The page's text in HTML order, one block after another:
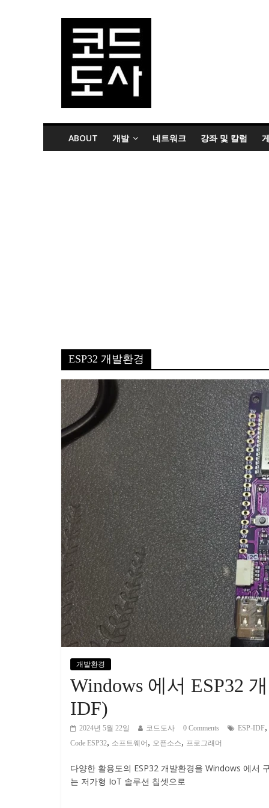
ABOUT 개발 네트워크 강좌 및 칼럼
ESP32 개발환경
개발환경
Windows 에서 ESP32
IDF)
2024년 5월 22일 코드도사 0 Comments ESP-IDF,
Code ESP32, 소프트웨어 , 오픈소스, 프로그래머
다양한 활용도의 ESP32 개발환경을 Windows 에서
는 저가형 IoT 솔루션 칩셋으로